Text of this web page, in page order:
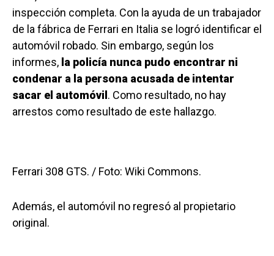
inspección completa. Con la ayuda de un trabajador
de la fábrica de Ferrari en Italia se logró identificar el
automóvil robado. Sin embargo, según los
informes, la policía nunca pudo encontrar ni
condenar a la persona acusada de intentar
sacar el automóvil. Como resultado, no hay
arrestos como resultado de este hallazgo.
Ferrari 308 GTS. / Foto: Wiki Commons.
Además, el automóvil no regresó al propietario
original.